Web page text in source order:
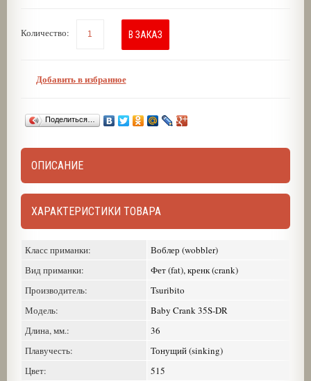
Количество: В ЗАКАЗ
Добавить в избранное
Поделиться…
ОПИСАНИЕ
ХАРАКТЕРИСТИКИ ТОВАРА
Класс приманки:
Воблер (wobbler)
Вид приманки:
Фет (fat), кренк (crank)
Производитель:
Tsuribito
Модель:
Baby Crank 35S-DR
Длина, мм.:
36
Плавучесть:
Тонущий (sinking)
Цвет:
515